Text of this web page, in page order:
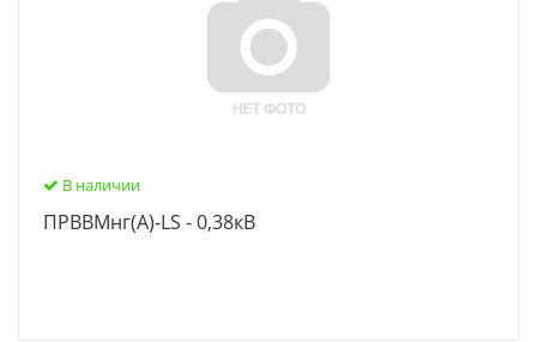
В наличии
ПРВВМнг(А)-LS - 0,38кВ